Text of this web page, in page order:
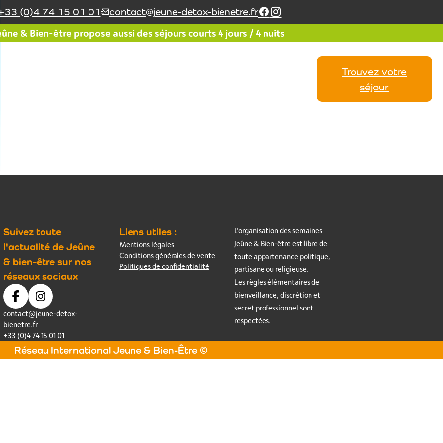
(0)4 74 15 01 01 contact@jeune-detox-bienetre.fr
& Bien-être propose aussi des séjours courts 4 jours / 4 nuits
Trouvez votre
séjour
Suivez toute
l'actualité de Jeûne
& bien-être sur nos
réseaux sociaux
contact@jeune-detox-
bienetre.fr
+33 (0)4 74 15 01 01
Liens utiles :
Mentions légales
Conditions générales de vente
Politiques de confidentialité
L’organisation des semaines
Jeûne & Bien-être est libre de
toute appartenance politique,
partisane ou religieuse.
Les règles élémentaires de
bienveillance, discrétion et
secret professionnel sont
respectées.
Réseau International Jeune & Bien-Être ©